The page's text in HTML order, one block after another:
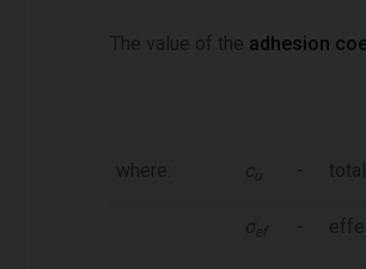
The value of the adhesion
where: c u -
σef -